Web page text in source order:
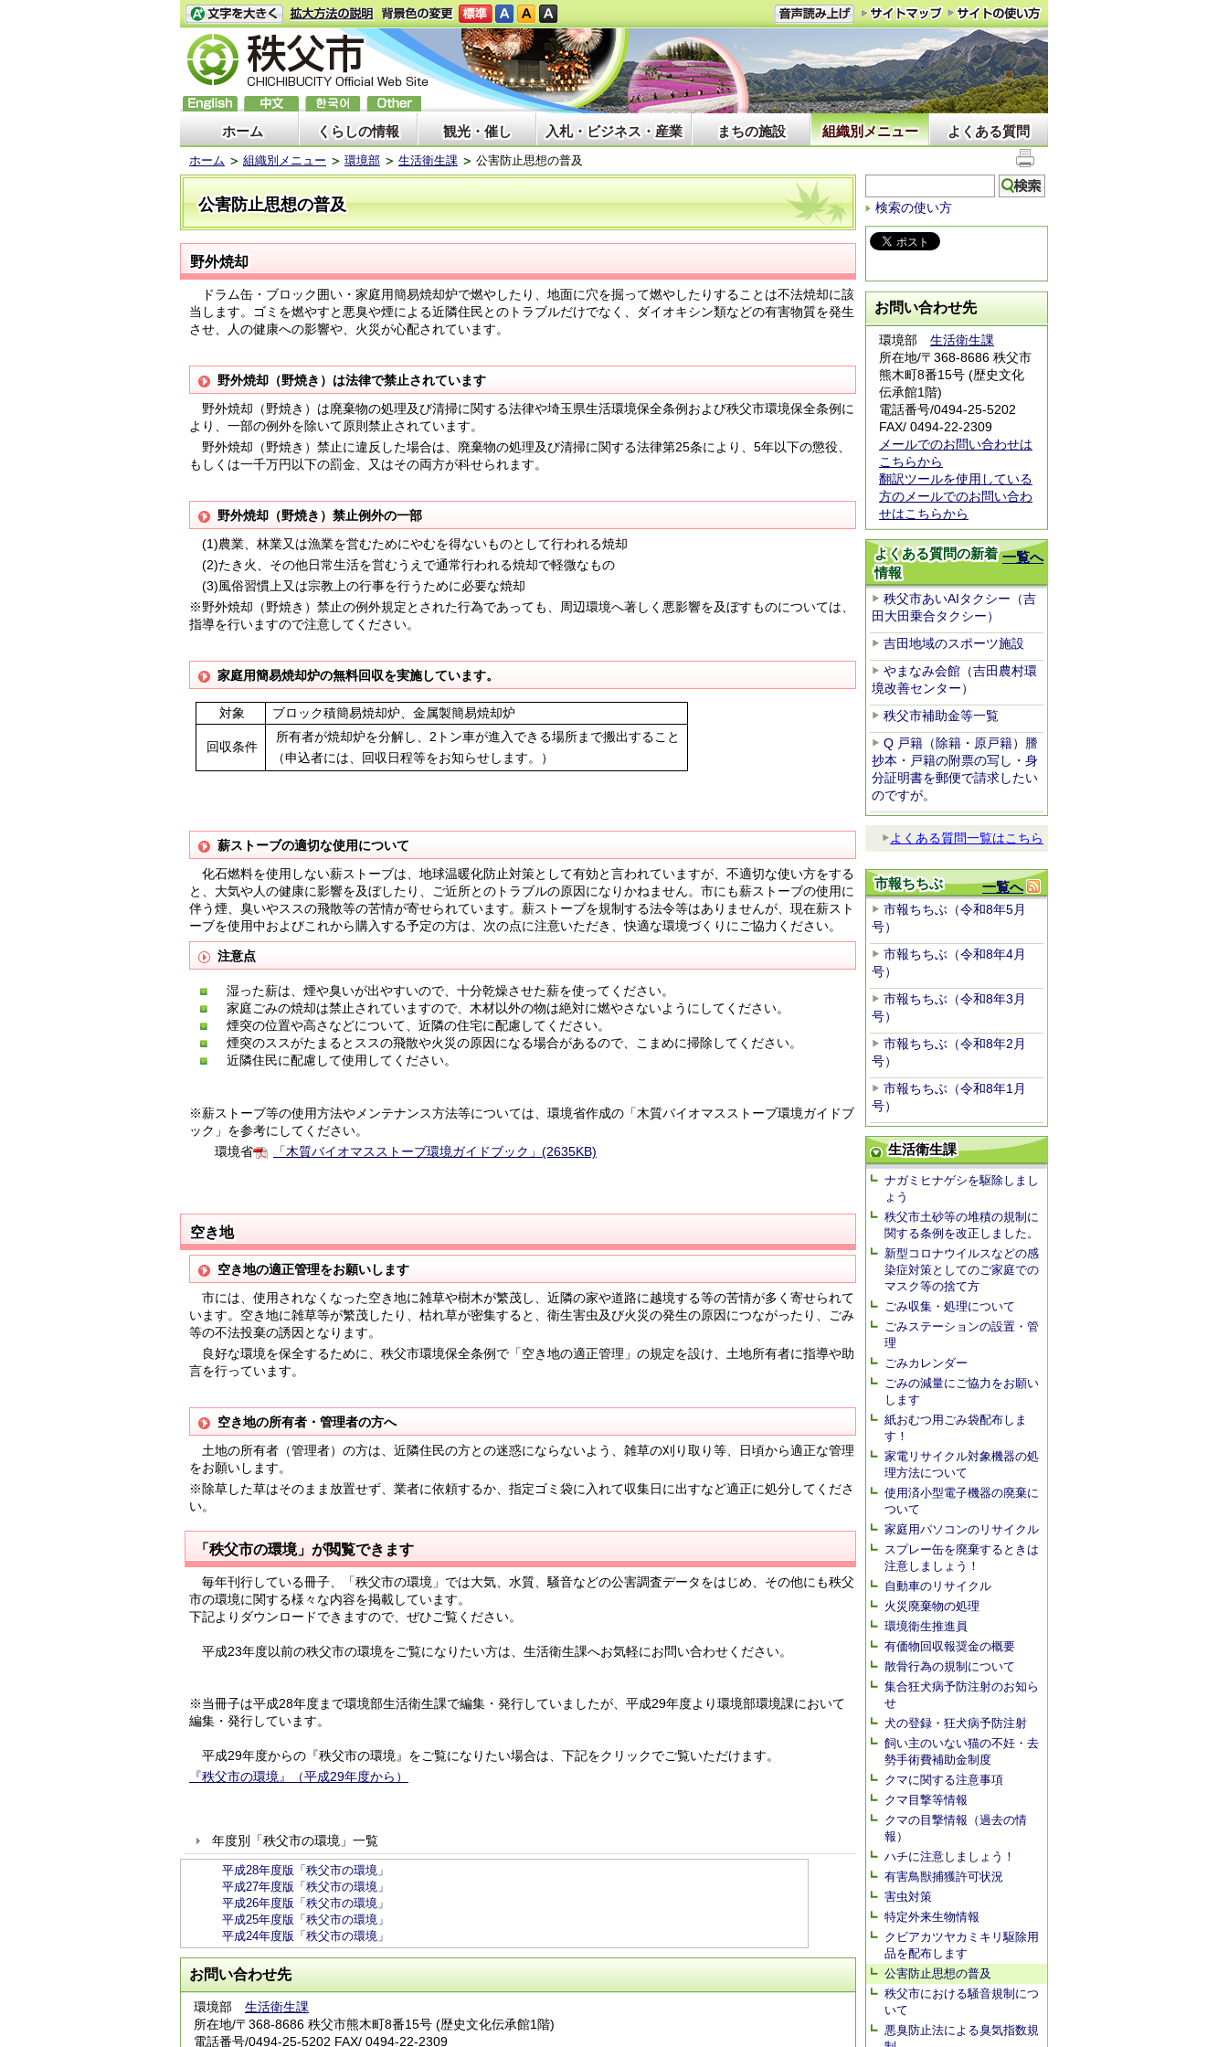
ホーム くらしの情報 観光・催し 入札・ビジネス・産業 まちの施設 組織別メニュー よくある質問
ホーム 組織別メニュー 環境部 生活衛生課 公害防止思想の普及
公害防止思想の普及
野外焼却
ドラム缶・ブロック囲い・家庭用簡易焼却炉で燃やしたり、地面に穴を掘って燃やしたりすることは不法焼却に該
当します。ゴミを燃やすと悪臭や煙による近隣住民とのトラブルだけでなく、ダイオキシン類などの有害物質を発生
させ、人の健康への影響や、火災が心配されています。
野外焼却（野焼き）は法律で禁止されています
野外焼却（野焼き）は廃棄物の処理及び清掃に関する法律や埼玉県生活環境保全条例および秩父市環境保全条例に
より、一部の例外を除いて原則禁止されています。
野外焼却（野焼き）禁止に違反した場合は、廃棄物の処理及び清掃に関する法律第25条により、5年以下の懲役、
もしくは一千万円以下の罰金、又はその両方が科せられます。
野外焼却（野焼き）禁止例外の一部
(1)農業、林業又は漁業を営むためにやむを得ないものとして行われる焼却
(2)たき火、その他日常生活を営むうえで通常行われる焼却で軽微なもの
(3)風俗習慣上又は宗教上の行事を行うために必要な焼却
※野外焼却（野焼き）禁止の例外規定とされた行為であっても、周辺環境へ著しく悪影響を及ぼすものについては、
指導を行いますので注意してください。
家庭用簡易焼却炉の無料回収を実施しています。
対象 ブロック積簡易焼却炉、金属製簡易焼却炉
回収条件
所有者が焼却炉を分解し、2トン車が進入できる場所まで搬出すること
（申込者には、回収日程等をお知らせします。）
薪ストーブの適切な使用について
化石燃料を使用しない薪ストーブは、地球温暖化防止対策として有効と言われていますが、不適切な使い方をする
と、大気や人の健康に影響を及ぼしたり、ご近所とのトラブルの原因になりかねません。市にも薪ストーブの使用に
伴う煙、臭いやススの飛散等の苦情が寄せられています。薪ストーブを規制する法令等はありませんが、現在薪スト
ーブを使用中およびこれから購入する予定の方は、次の点に注意いただき、快適な環境づくりにご協力ください。
注意点
湿った薪は、煙や臭いが出やすいので、十分乾燥させた薪を使ってください。
家庭ごみの焼却は禁止されていますので、木材以外の物は絶対に燃やさないようにしてください。
煙突の位置や高さなどについて、近隣の住宅に配慮してください。
煙突のススがたまるとススの飛散や火災の原因になる場合があるので、こまめに掃除してください。
近隣住民に配慮して使用してください。
※薪ストーブ等の使用方法やメンテナンス方法等については、環境省作成の「木質バイオマスストーブ環境ガイドブ
ック」を参考にしてください。
環境省
「木質バイオマスストーブ環境ガイドブック」(2635KB)
空き地
空き地の適正管理をお願いします
市には、使用されなくなった空き地に雑草や樹木が繁茂し、近隣の家や道路に越境する等の苦情が多く寄せられて
います。空き地に雑草等が繁茂したり、枯れ草が密集すると、衛生害虫及び火災の発生の原因につながったり、ごみ
等の不法投棄の誘因となります。
良好な環境を保全するために、秩父市環境保全条例で「空き地の適正管理」の規定を設け、土地所有者に指導や助
言を行っています。
空き地の所有者・管理者の方へ
土地の所有者（管理者）の方は、近隣住民の方との迷惑にならないよう、雑草の刈り取り等、日頃から適正な管理
をお願いします。
※除草した草はそのまま放置せず、業者に依頼するか、指定ゴミ袋に入れて収集日に出すなど適正に処分してくださ
い。
「秩父市の環境」が閲覧できます
毎年刊行している冊子、「秩父市の環境」では大気、水質、騒音などの公害調査データをはじめ、その他にも秩父
市の環境に関する様々な内容を掲載しています。
下記よりダウンロードできますので、ぜひご覧ください。
平成23年度以前の秩父市の環境をご覧になりたい方は、生活衛生課へお気軽にお問い合わせください。
※当冊子は平成28年度まで環境部生活衛生課で編集・発行していましたが、平成29年度より環境部環境課において
編集・発行しています。
平成29年度からの『秩父市の環境』をご覧になりたい場合は、下記をクリックでご覧いただけます。
『秩父市の環境』（平成29年度から）
年度別「秩父市の環境」一覧
平成28年度版「秩父市の環境」
平成27年度版「秩父市の環境」
平成26年度版「秩父市の環境」
平成25年度版「秩父市の環境」
平成24年度版「秩父市の環境」
お問い合わせ先
環境部 生活衛生課
所在地/〒368-8686 秩父市熊木町8番15号 (歴史文化伝承館1階)
電話番号/0494-25-5202 FAX/ 0494-22-2309
検索の使い方
お問い合わせ先
環境部 生活衛生課
所在地/〒368-8686 秩父市
熊木町8番15号 (歴史文化
伝承館1階)
電話番号/0494-25-5202
FAX/ 0494-22-2309
メールでのお問い合わせは
こちらから
翻訳ツールを使用している
方のメールでのお問い合わ
せはこちらから
一覧へ
よくある質問の新着
情報
秩父市あいAIタクシー（吉
田大田乗合タクシー）
吉田地域のスポーツ施設
やまなみ会館（吉田農村環
境改善センター）
秩父市補助金等一覧
Q 戸籍（除籍・原戸籍）謄
抄本・戸籍の附票の写し・身
分証明書を郵便で請求したい
のですが。
よくある質問一覧はこちら
一覧へ
市報ちちぶ
市報ちちぶ（令和8年5月
号）
市報ちちぶ（令和8年4月
号）
市報ちちぶ（令和8年3月
号）
市報ちちぶ（令和8年2月
号）
市報ちちぶ（令和8年1月
号）
生活衛生課
ナガミヒナゲシを駆除しまし
ょう
秩父市土砂等の堆積の規制に
関する条例を改正しました。
新型コロナウイルスなどの感
染症対策としてのご家庭での
マスク等の捨て方
ごみ収集・処理について
ごみステーションの設置・管
理
ごみカレンダー
ごみの減量にご協力をお願い
します
紙おむつ用ごみ袋配布しま
す！
家電リサイクル対象機器の処
理方法について
使用済小型電子機器の廃棄に
ついて
家庭用パソコンのリサイクル
スプレー缶を廃棄するときは
注意しましょう！
自動車のリサイクル
火災廃棄物の処理
環境衛生推進員
有価物回収報奨金の概要
散骨行為の規制について
集合狂犬病予防注射のお知ら
せ
犬の登録・狂犬病予防注射
飼い主のいない猫の不妊・去
勢手術費補助金制度
クマに関する注意事項
クマ目撃等情報
クマの目撃情報（過去の情
報）
ハチに注意しましょう！
有害鳥獣捕獲許可状況
害虫対策
特定外来生物情報
クビアカツヤカミキリ駆除用
品を配布します
公害防止思想の普及
秩父市における騒音規制につ
いて
悪臭防止法による臭気指数規